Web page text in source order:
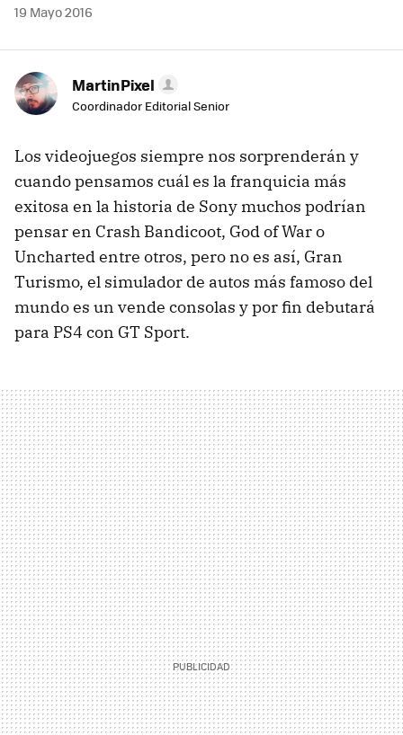
19 Mayo 2016
MartinPixel
Coordinador Editorial Senior
Los videojuegos siempre nos sorprenderán y
cuando pensamos cuál es la franquicia más
exitosa en la historia de Sony muchos podrían
pensar en Crash Bandicoot, God of War o
Uncharted entre otros, pero no es así, Gran
Turismo, el simulador de autos más famoso del
mundo es un vende consolas y por fin debutará
para PS4 con GT Sport.